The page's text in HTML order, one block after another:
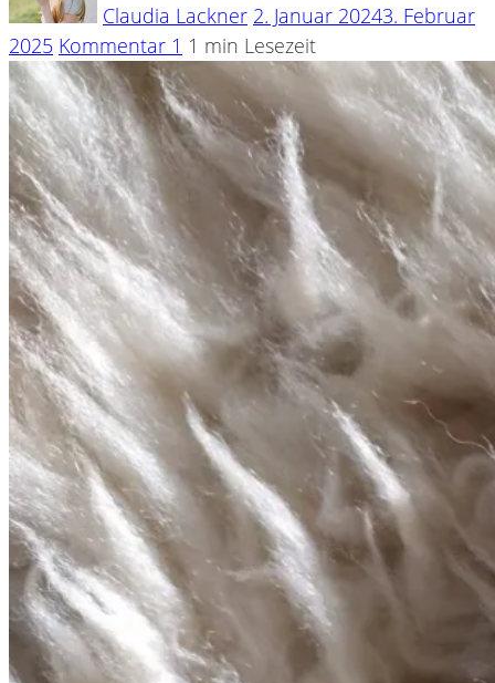
Claudia Lackner 2. Januar 20243. Februar
2025 Kommentar 1 1 min Lesezeit